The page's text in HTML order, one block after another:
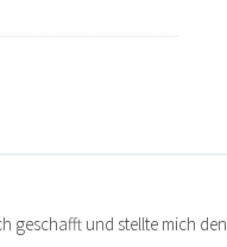
geschafft und stellte mich den